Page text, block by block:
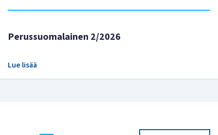
Perussuomalainen 2/2026
Lue lisää